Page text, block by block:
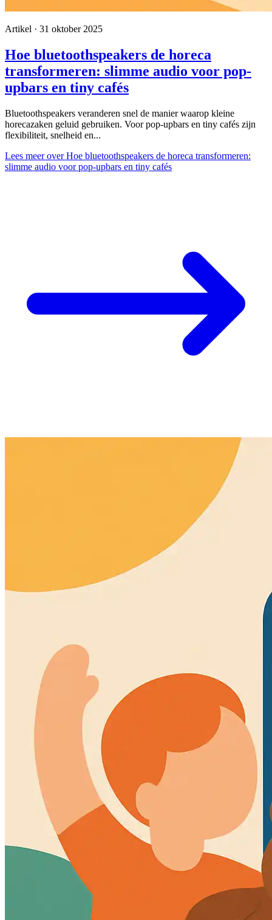
Artikel · 31 oktober 2025
Hoe bluetoothspeakers de horeca
transformeren: slimme audio voor pop-
upbars en tiny cafés
Bluetoothspeakers veranderen snel de manier waarop kleine
horecazaken geluid gebruiken. Voor pop-upbars en tiny cafés zijn
flexibiliteit, snelheid en...
Lees meerover Hoe bluetoothspeakers de horeca transformeren:
slimme audio voor pop-upbars en tiny cafés